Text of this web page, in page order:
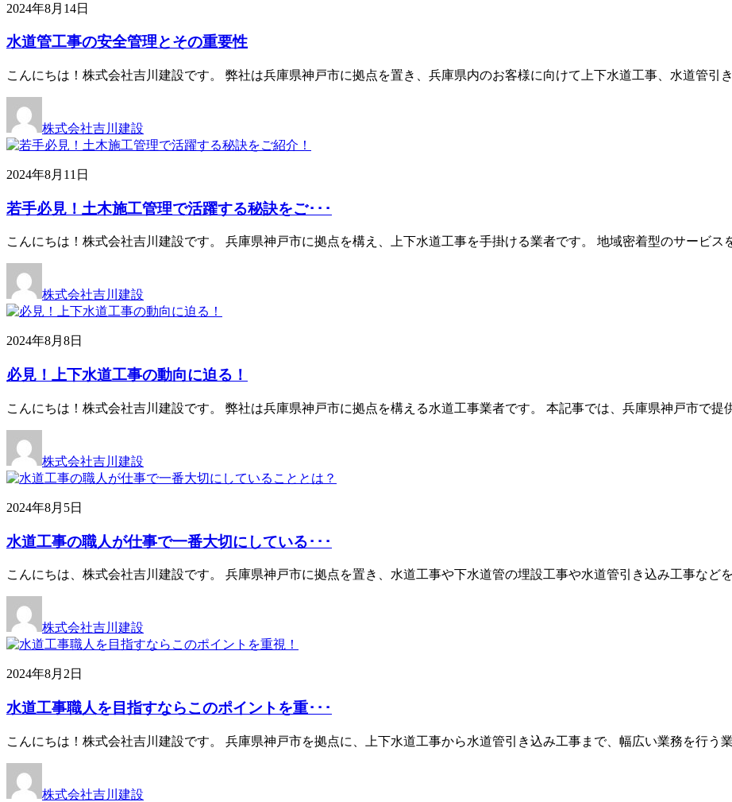
2024年8月14日
水道管工事の安全管理とその重要性
こんにちは！株式会社吉川建設です。 弊社は兵庫県神戸市に拠点を置き、兵庫県内のお客様に向けて上下水道工事、水道管引
株式会社吉川建設
2024年8月11日
若手必見！土木施工管理で活躍する秘訣をご･･･
こんにちは！株式会社吉川建設です。 兵庫県神戸市に拠点を構え、上下水道工事を手掛ける業者です。 地域密着型のサービ
株式会社吉川建設
2024年8月8日
必見！上下水道工事の動向に迫る！
こんにちは！株式会社吉川建設です。 弊社は兵庫県神戸市に拠点を構える水道工事業者です。 本記事では、兵庫県神戸市で
株式会社吉川建設
2024年8月5日
水道工事の職人が仕事で一番大切にしている･･･
こんにちは、株式会社吉川建設です。 兵庫県神戸市に拠点を置き、水道工事や下水道管の埋設工事や水道管引き込み工事など
株式会社吉川建設
2024年8月2日
水道工事職人を目指すならこのポイントを重･･･
こんにちは！株式会社吉川建設です。 兵庫県神戸市を拠点に、上下水道工事から水道管引き込み工事まで、幅広い業務を行う
株式会社吉川建設